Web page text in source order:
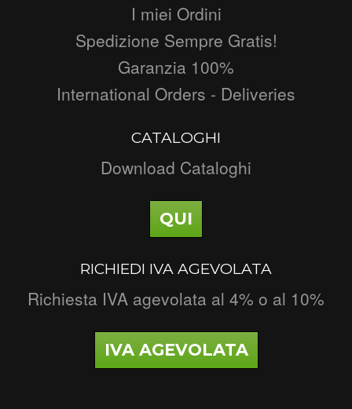
I miei Ordini
Spedizione Sempre Gratis!
Garanzia 100%
International Orders - Deliveries
CATALOGHI
Download Cataloghi
QUI
RICHIEDI IVA AGEVOLATA
Richiesta IVA agevolata al 4% o al 10%
IVA AGEVOLATA